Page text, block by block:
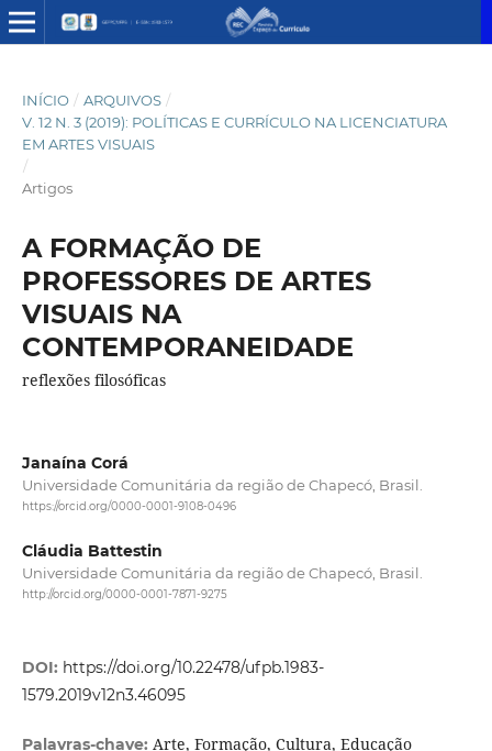
INÍCIO / ARQUIVOS /
V. 12 N. 3 (2019): POLÍTICAS E CURRÍCULO NA LICENCIATURA
EM ARTES VISUAIS
/
Artigos
A FORMAÇÃO DE
PROFESSORES DE ARTES
VISUAIS NA
CONTEMPORANEIDADE
reflexões filosóficas
Janaína Corá
Universidade Comunitária da região de Chapecó, Brasil.
https://orcid.org/0000-0001-9108-0496
Cláudia Battestin
Universidade Comunitária da região de Chapecó, Brasil.
http://orcid.org/0000-0001-7871-9275
DOI: https://doi.org/10.22478/ufpb.1983-
1579.2019v12n3.46095
Palavras-chave: Arte, Formação, Cultura, Educação